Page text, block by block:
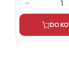
DO